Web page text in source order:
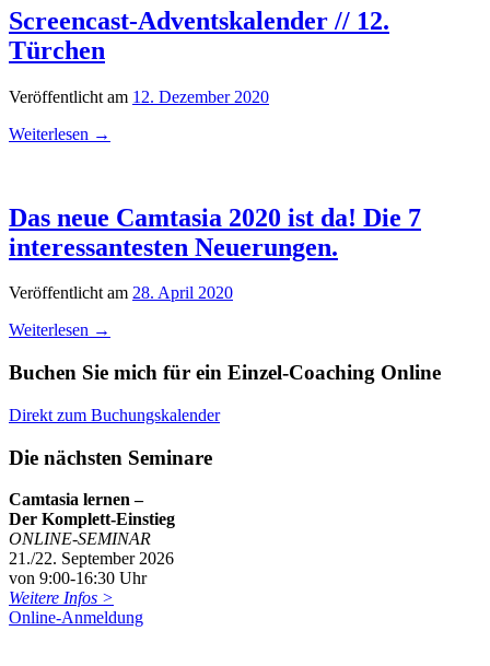
Screencast-Adventskalender // 12.
Türchen
Veröffentlicht am 12. Dezember 2020
Weiterlesen →
Das neue Camtasia 2020 ist da! Die 7
interessantesten Neuerungen.
Veröffentlicht am 28. April 2020
Weiterlesen →
Buchen Sie mich für ein Einzel-Coaching Online
Direkt zum Buchungskalender
Die nächsten Seminare
Camtasia lernen –
Der Komplett-Einstieg
ONLINE-SEMINAR
21./22. September 2026
von 9:00-16:30 Uhr
Weitere Infos >
Online-Anmeldung